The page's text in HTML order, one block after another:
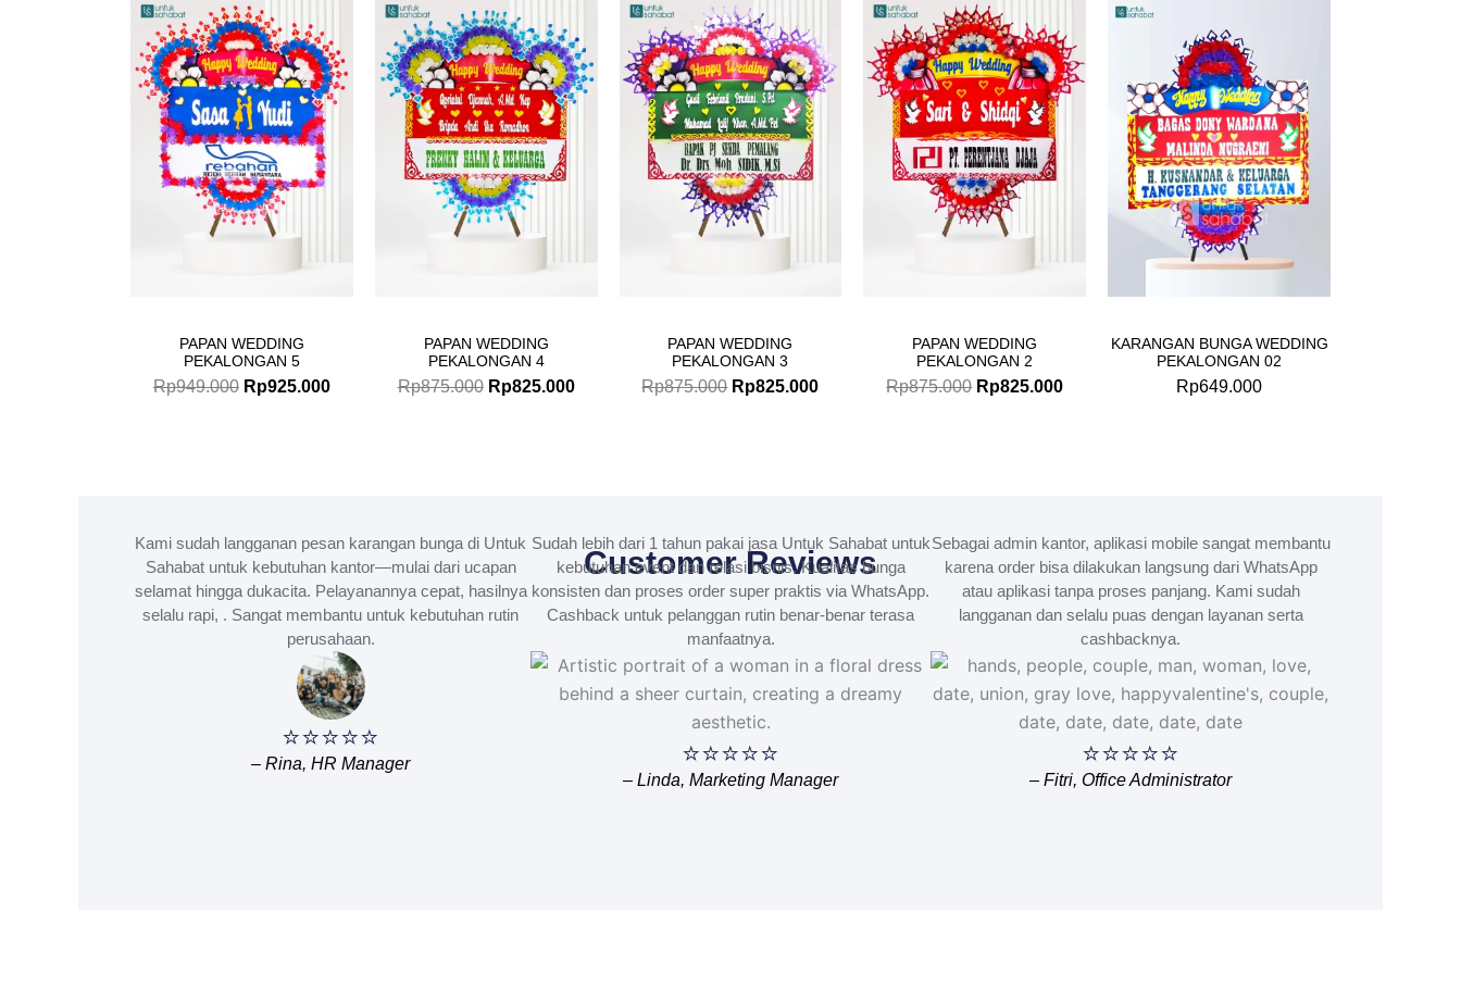
PAPAN WEDDING
PEKALONGAN 5
Rp949.000
Original
price
was:
Rp949.000.
Rp925.000
Current
price
is:
Rp925.000.
PAPAN WEDDING
PEKALONGAN 4
Rp875.000
Original
price
was:
Rp875.000.
Rp825.000
Current
price
is:
Rp825.000.
PAPAN WEDDING
PEKALONGAN 3
Rp875.000
Original
price
was:
Rp875.000.
Rp825.000
Current
is:
Rp825.000.
PAPAN WEDDING
PEKALONGAN 2
Rp875.000
Original
price
was:
Rp875.000.
Rp825.000
Current
price
is:
Rp825.000.
KARANGAN BUNGA WEDDING
PEKALONGAN 02
Rp649.000
Customer Reviews
Kami sudah langganan pesan karangan bunga di Untuk
Sahabat untuk kebutuhan kantor—mulai dari ucapan
selamat hingga dukacita. Pelayanannya cepat, hasilnya
selalu rapi, . Sangat membantu untuk kebutuhan rutin
perusahaan.
⭐⭐⭐⭐⭐
– Rina, HR Manager
Sudah lebih dari 1 tahun pakai jasa Untuk Sahabat untuk
kebutuhan event dan relasi bisnis. Kualitas bunga
konsisten dan proses order super praktis via WhatsApp.
Cashback untuk pelanggan rutin benar-benar terasa
manfaatnya.
⭐⭐⭐⭐⭐
– Linda, Marketing Manager
Sebagai admin kantor, aplikasi mobile sangat membantu
karena order bisa dilakukan langsung dari WhatsApp
atau aplikasi tanpa proses panjang. Kami sudah
langganan dan selalu puas dengan layanan serta
cashbacknya.
⭐⭐⭐⭐⭐
– Fitri, Office Administrator